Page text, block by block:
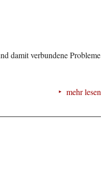
damit verbundene Probleme
mehr lesen